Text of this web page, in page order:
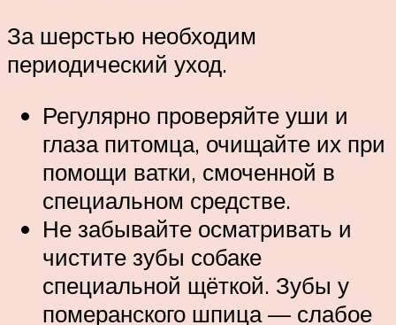
За шерстью необходим
периодический уход.
Регулярно проверяйте уши и
глаза питомца, очищайте их при
помощи ватки, смоченной в
специальном средстве.
Не забывайте осматривать и
чистите зубы собаке
специальной щёткой. Зубы у
померанского шпица — слабое